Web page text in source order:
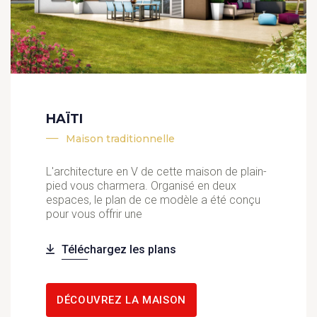
HAÏTI
Maison traditionnelle
L'architecture en V de cette maison de plain-
pied vous charmera. Organisé en deux
espaces, le plan de ce modèle a été conçu
pour vous offrir une
Téléchargez les plans
DÉCOUVREZ LA MAISON